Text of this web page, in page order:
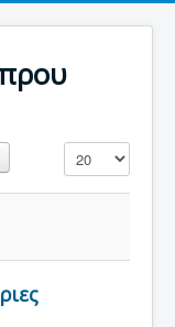
Εμφάνιση #